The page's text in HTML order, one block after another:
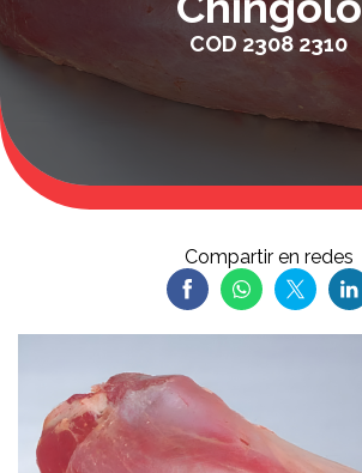
COD 2308 2310
Compartir en redes